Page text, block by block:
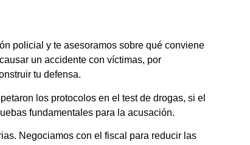
policial y te asesoramos sobre qué conviene
un accidente con víctimas, por
tu defensa.
los protocolos en el test de drogas, si el
fundamentales para la acusación.
Negociamos con el fiscal para reducir las